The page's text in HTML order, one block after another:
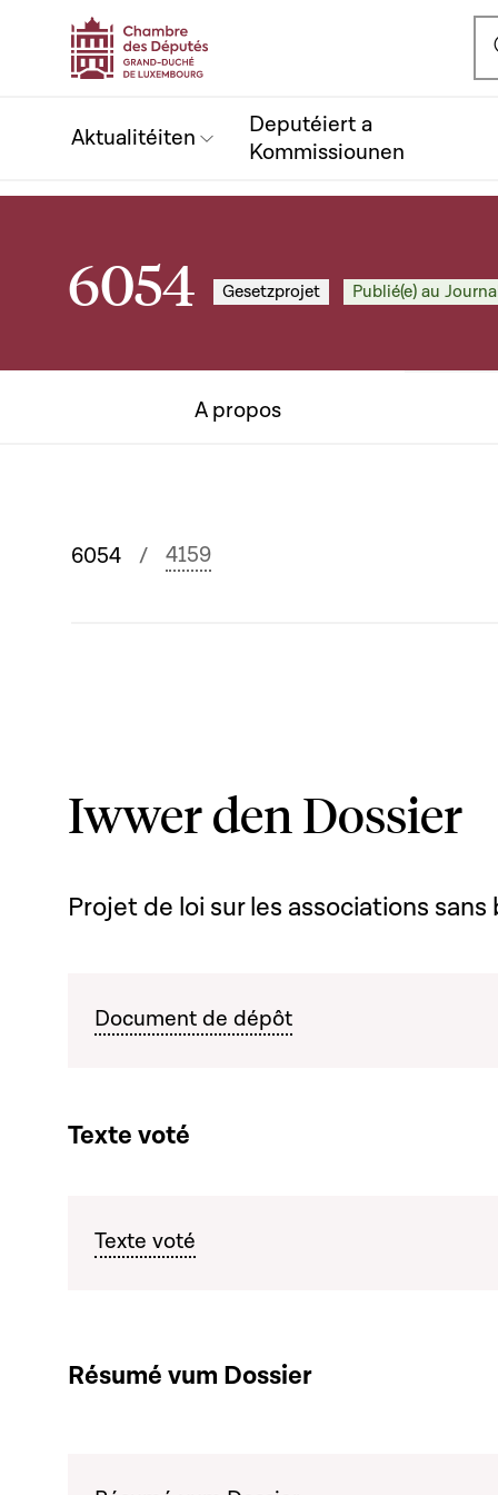
Aktualitéiten
Deputéiert a
Kommissiounen
6054 Gesetzprojet Publié(e) au
A propos
6054 4159
Iwwer den Dossier
Projet de loi sur les associations
Document de dépôt
Texte voté
Texte voté
Résumé vum Dossier